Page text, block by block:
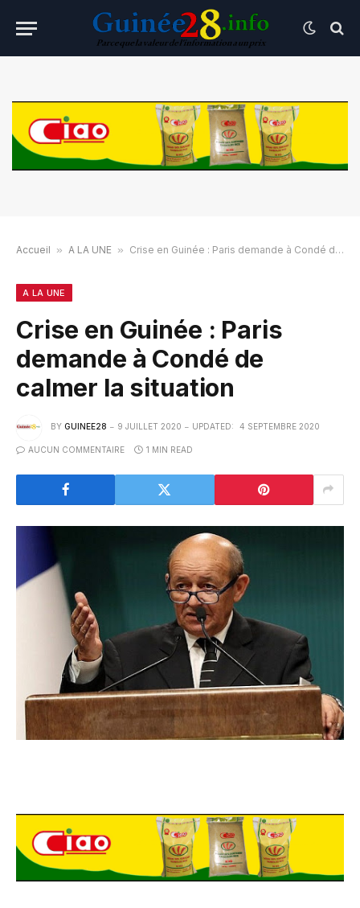
Accueil » A LA UNE » Crise en Guinée : Paris demande à Condé de calmer la situation
A LA UNE
Crise en Guinée : Paris
demande à Condé de
calmer la situation
BY GUINEE28 9 JUILLET 2020 UPDATED: 4 SEPTEMBRE 2020
AUCUN COMMENTAIRE 1 MIN READ